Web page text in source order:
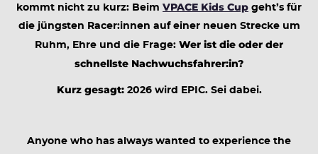
kommt nicht zu kurz: Beim VPACE Kids Cup geht’s für
die jüngsten Racer:innen auf einer neuen Strecke um
Ruhm, Ehre und die Frage: Wer ist die oder der
schnellste Nachwuchsfahrer:in?
Kurz gesagt:2026 wird EPIC. Sei dabei.
Anyone who has always wanted to experience the